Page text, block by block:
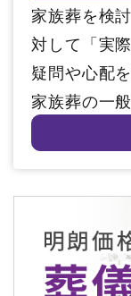
家族葬を検
対して「実
疑問や心配
家族葬の一